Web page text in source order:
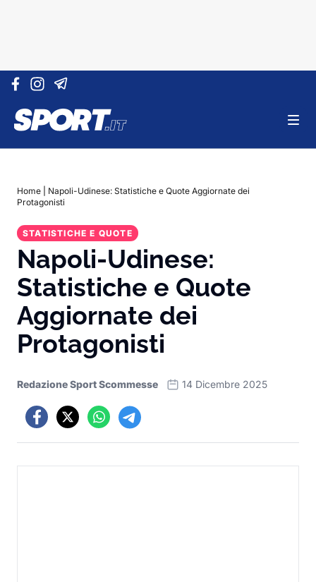
Vai al contenuto
Home
Napoli-Udinese: Statistiche e Quote Aggiornate dei
Protagonisti
STATISTICHE E QUOTE
Napoli-Udinese:
Statistiche e Quote
Aggiornate dei
Protagonisti
Redazione Sport Scommesse 14 Dicembre 2025